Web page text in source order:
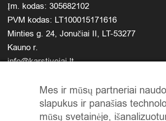
Įm. kodas: 305682102
PVM kodas: LT100015171616
Minties g. 24, Jonučiai II, LT-53277
Kauno r.
info@karstivejai.lt
Mes ir mūsų partneriai
slapukus ir panašias
mūsų svetainėje,